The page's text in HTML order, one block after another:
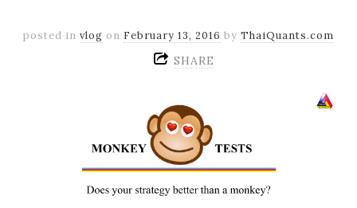
posted in vlog on February 13, 2016 by ThaiQuants.com
SHARE